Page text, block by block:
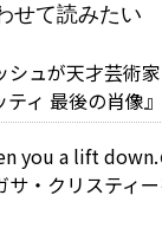
せて読みたい
ュが天才芸術家
ィ 最後の肖像』
you a lift down.
サ・クリスティ